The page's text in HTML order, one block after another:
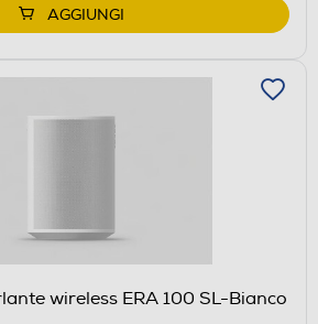
AGGIUNGI
wireless ERA 100 SL-Bianco